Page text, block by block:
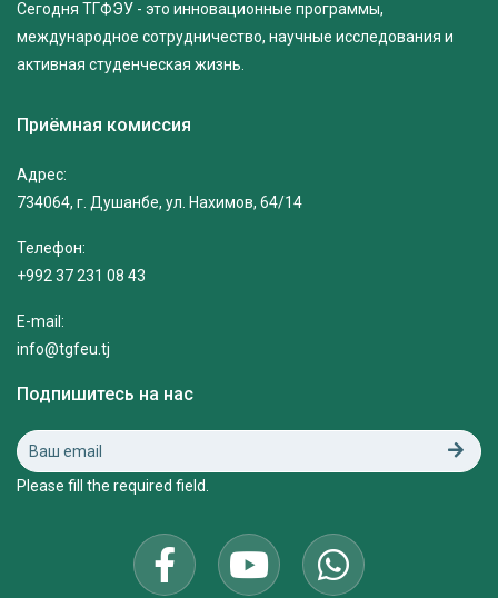
Сегодня ТГФЭУ - это инновационные программы,
международное сотрудничество, научные исследования и
активная студенческая жизнь.
Приёмная комиссия
Адрес:
734064, г. Душанбе, ул. Нахимов, 64/14
Телефон:
+992 37 231 08 43
E-mail:
info@tgfeu.tj
Подпишитесь на нас
Please fill the required field.